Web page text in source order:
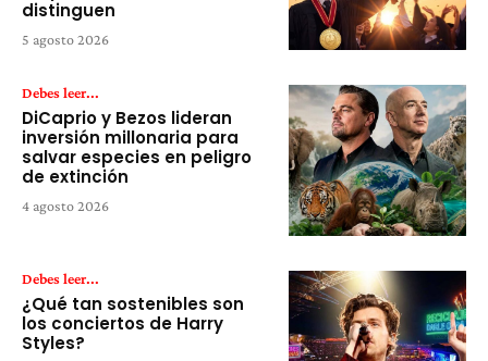
distinguen
5 agosto 2026
Debes leer...
DiCaprio y Bezos lideran
inversión millonaria para
salvar especies en peligro
de extinción
4 agosto 2026
Debes leer...
¿Qué tan sostenibles son
los conciertos de Harry
Styles?